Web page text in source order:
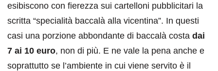
esibiscono con fierezza sui cartelloni pubblicitari la
scritta “specialità baccalà alla vicentina”. In questi
casi una porzione abbondante di baccalà costa dai
7 ai 10 euro, non di più. E ne vale la pena anche e
soprattutto se l’ambiente in cui viene servito è il